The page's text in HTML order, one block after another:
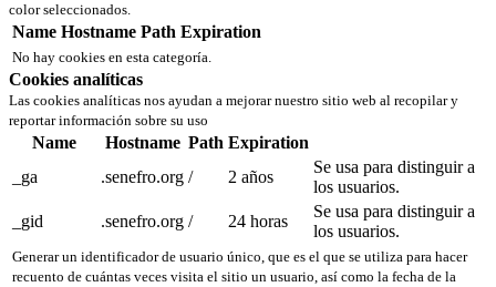
color seleccionados.
Name Hostname Path Expiration
No hay cookies en esta categoría.
Cookies analíticas
Las cookies analíticas nos ayudan a mejorar nuestro sitio web al recopilar y
reportar información sobre su uso
Name Hostname Path Expiration
_ga
.senefro.org / 2 años
Se usa para distinguir a
los usuarios.
_gid
.senefro.org / 24 horas
Se usa para distinguir a
los usuarios.
Generar un identificador de usuario único, que es el que se utiliza para hacer
recuento de cuántas veces visita el sitio un usuario, así como la fecha de la